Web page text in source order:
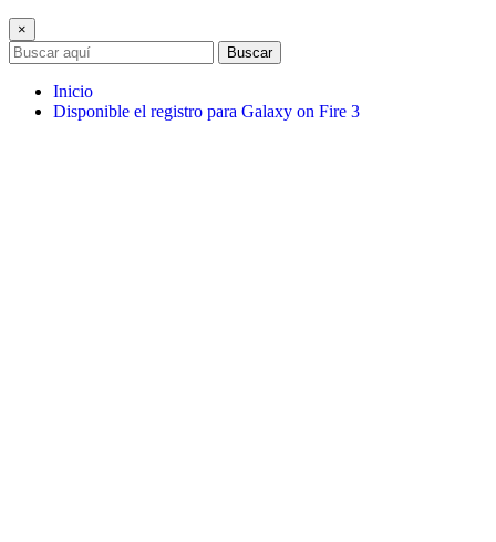
×
Buscar
Inicio
Disponible el registro para Galaxy on Fire 3